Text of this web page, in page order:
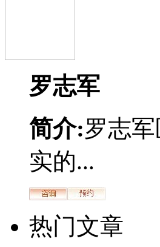
罗志军
简介:罗志
实的...
热门文章